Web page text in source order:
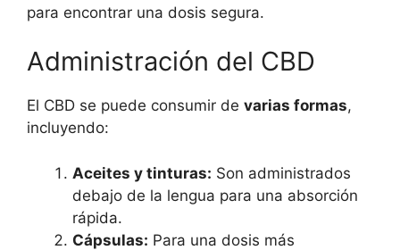
para encontrar una dosis segura.
Administración del CBD
El CBD se puede consumir de varias formas,
incluyendo:
Aceites y tinturas: Son administrados
debajo de la lengua para una absorción
rápida.
Cápsulas: Para una dosis más